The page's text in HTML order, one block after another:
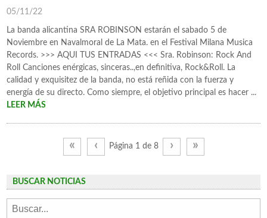
05/11/22
La banda alicantina SRA ROBINSON estarán el sabado 5 de
Noviembre en Navalmoral de La Mata. en el Festival Milana Musica
Records. >>> AQUI TUS ENTRADAS <<< Sra. Robinson: Rock And
Roll Canciones enérgicas, sinceras..,en definitiva, Rock&Roll. La
calidad y exquisitez de la banda, no está reñida con la fuerza y
energía de su directo. Como siempre, el objetivo principal es hacer ...
LEER MÁS
« ‹ Página 1 de 8 › »
BUSCAR NOTICIAS